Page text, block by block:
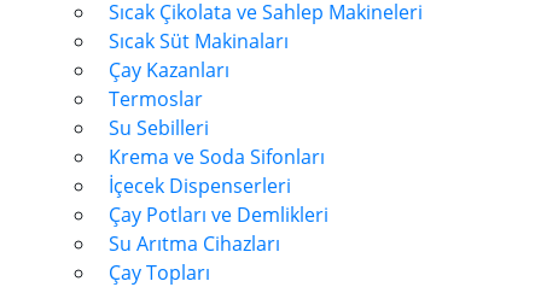
Sıcak Çikolata ve Sahlep Makineleri
Sıcak Süt Makinaları
Çay Kazanları
Termoslar
Su Sebilleri
Krema ve Soda Sifonları
İçecek Dispenserleri
Çay Potları ve Demlikleri
Su Arıtma Cihazları
Çay Topları